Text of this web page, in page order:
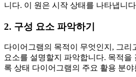
니다. 이 원은 시작 상태를 나타냅니
2. 구성 요소 파악하기
다이어그램의 목적이 무엇인지, 그리
요소를 설명할지 파악합니다. 목적을
록 상태 다이어그램의 주요 활용 분